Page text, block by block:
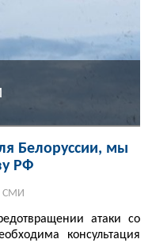
Белоруссии, мы
РФ
СМИ
атаки со
консультация